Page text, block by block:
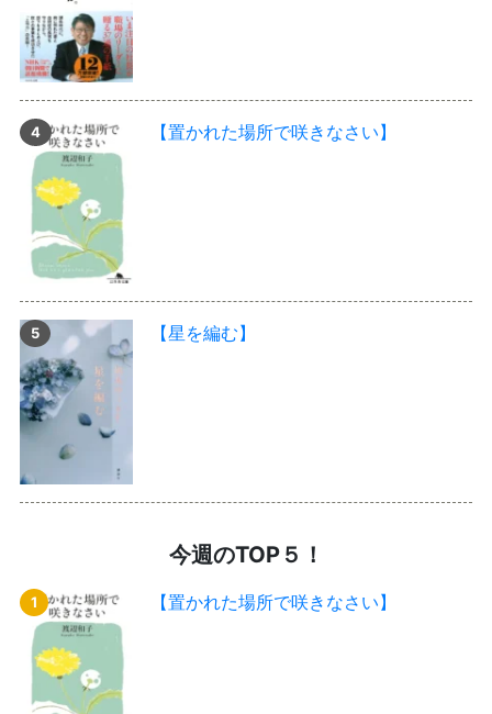
【置かれた場所で咲きなさい】
【星を編む】
今週のTOP５！
【置かれた場所で咲きなさい】